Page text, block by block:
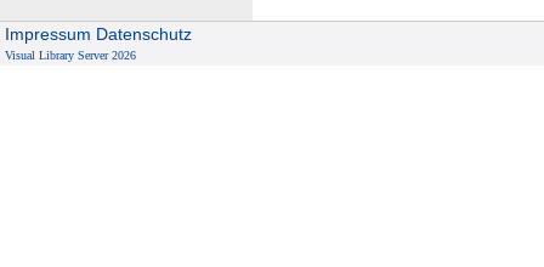
Impressum Datenschutz
Visual Library Server 2026